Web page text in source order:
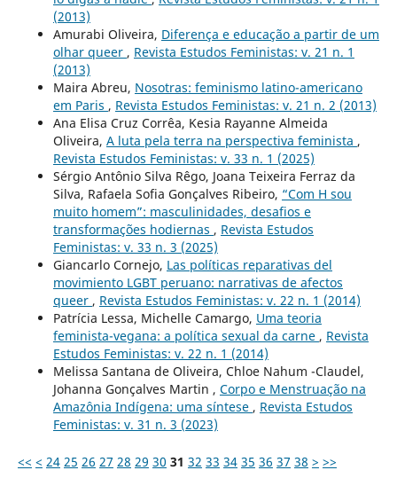
(2013)
Amurabi Oliveira, Diferença e educação a partir de um
olhar queer , Revista Estudos Feministas: v. 21 n. 1
(2013)
Maira Abreu, Nosotras: feminismo latino-americano
em Paris , Revista Estudos Feministas: v. 21 n. 2 (2013)
Ana Elisa Cruz Corrêa, Kesia Rayanne Almeida
Oliveira, A luta pela terra na perspectiva feminista ,
Revista Estudos Feministas: v. 33 n. 1 (2025)
Sérgio Antônio Silva Rêgo, Joana Teixeira Ferraz da
Silva, Rafaela Sofia Gonçalves Ribeiro, “Com H sou
muito homem”: masculinidades, desafios e
transformações hodiernas , Revista Estudos
Feministas: v. 33 n. 3 (2025)
Giancarlo Cornejo, Las políticas reparativas del
movimiento LGBT peruano: narrativas de afectos
queer , Revista Estudos Feministas: v. 22 n. 1 (2014)
Patrícia Lessa, Michelle Camargo, Uma teoria
feminista-vegana: a política sexual da carne , Revista
Estudos Feministas: v. 22 n. 1 (2014)
Melissa Santana de Oliveira, Chloe Nahum -Claudel,
Johanna Gonçalves Martin , Corpo e Menstruação na
Amazônia Indígena: uma síntese , Revista Estudos
Feministas: v. 31 n. 3 (2023)
<< < 24 25 26 27 28 29 30 31 32 33 34 35 36 37 38 > >>